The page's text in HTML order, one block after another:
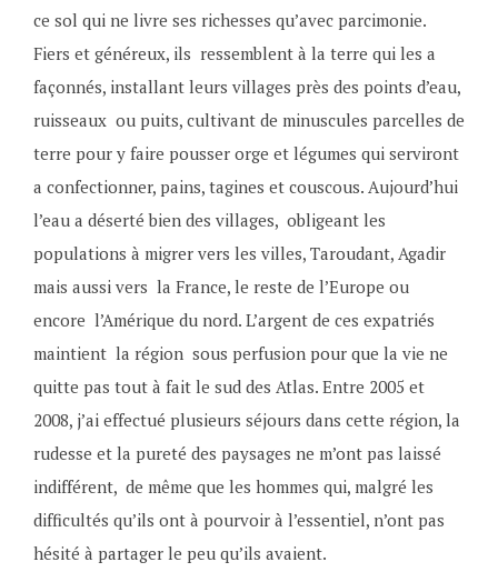
ce sol qui ne livre ses richesses qu’avec parcimonie.
Fiers et généreux, ils ressemblent à la terre qui les a
façonnés, installant leurs villages près des points d’eau,
ruisseaux ou puits, cultivant de minuscules parcelles de
terre pour y faire pousser orge et légumes qui serviront
a confectionner, pains, tagines et couscous. Aujourd’hui
l’eau a déserté bien des villages, obligeant les
populations à migrer vers les villes, Taroudant, Agadir
mais aussi vers la France, le reste de l’Europe ou
encore l’Amérique du nord. L’argent de ces expatriés
maintient la région sous perfusion pour que la vie ne
quitte pas tout à fait le sud des Atlas. Entre 2005 et
2008, j’ai effectué plusieurs séjours dans cette région, la
rudesse et la pureté des paysages ne m’ont pas laissé
indifférent, de même que les hommes qui, malgré les
difficultés qu’ils ont à pourvoir à l’essentiel, n’ont pas
hésité à partager le peu qu’ils avaient.